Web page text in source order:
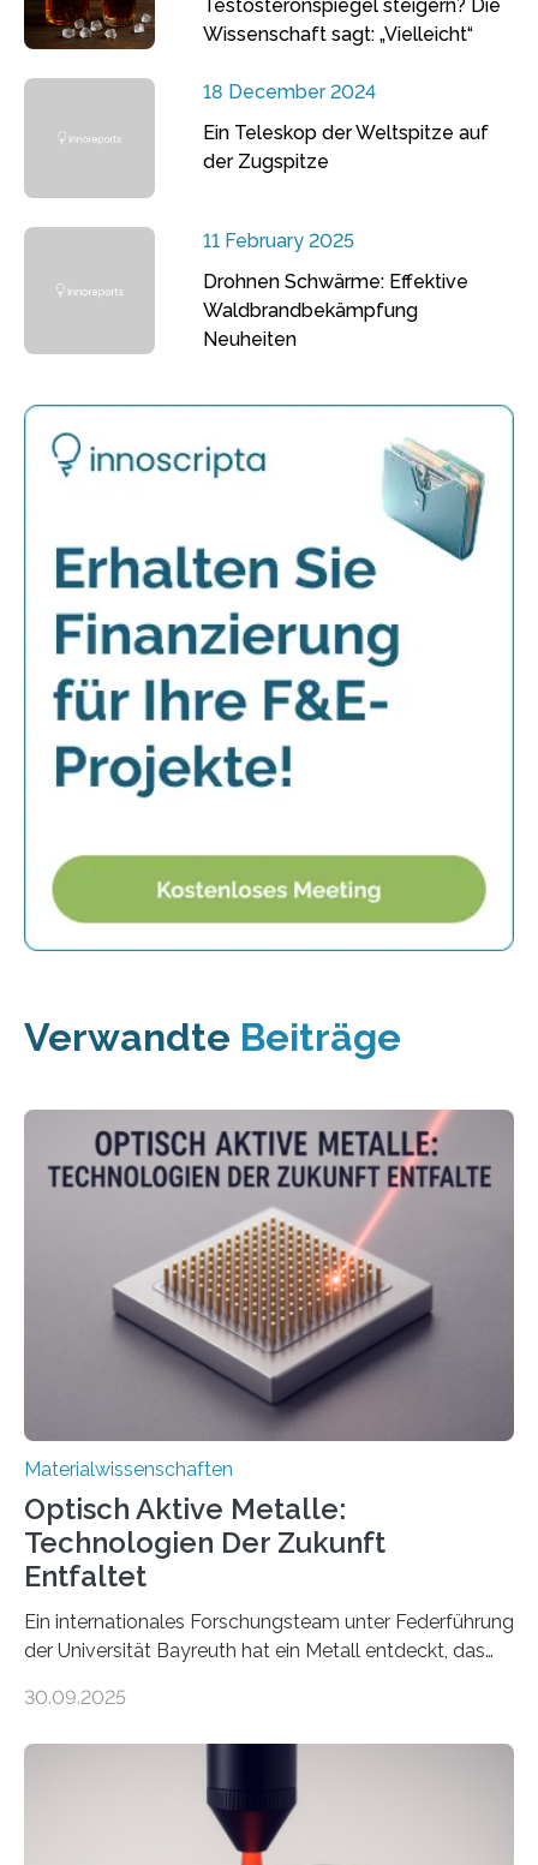
Testosteronspiegel steigern? Die
Wissenschaft sagt: „Vielleicht“
18 December 2024
Ein Teleskop der Weltspitze auf
der Zugspitze
11 February 2025
Drohnen Schwärme: Effektive
Waldbrandbekämpfung
Neuheiten
Verwandte Beiträge
Materialwissenschaften
Optisch Aktive Metalle:
Technologien Der Zukunft
Entfaltet
Ein internationales Forschungsteam unter Federführung
der Universität Bayreuth hat ein Metall entdeckt, das
Dadurch ist es in der Lage, eine sogenannte zweite
Nichtmetallen vorkommt und insbesondere für
Sensorik und Elektrotechnik von Interesse ist. Über ihre
Erkenntnisse berichten die Forschenden im Journal of
30.09.2025